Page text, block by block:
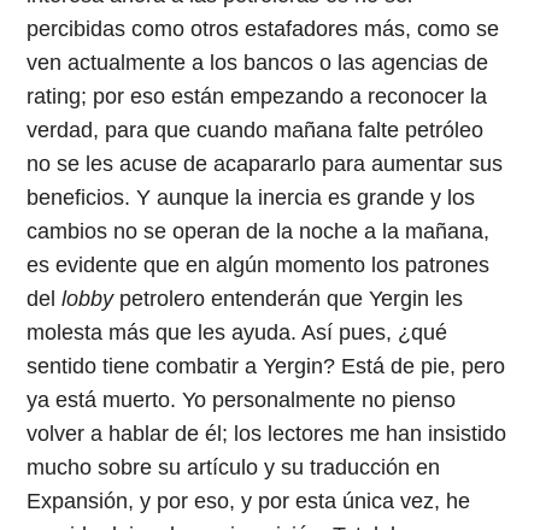
percibidas como otros estafadores más, como se
ven actualmente a los bancos o las agencias de
rating; por eso están empezando a reconocer la
verdad, para que cuando mañana falte petróleo
no se les acuse de acapararlo para aumentar sus
beneficios. Y aunque la inercia es grande y los
cambios no se operan de la noche a la mañana,
es evidente que en algún momento los patrones
dellobby petrolero entenderán que Yergin les
molesta más que les ayuda. Así pues, ¿qué
sentido tiene combatir a Yergin? Está de pie, pero
ya está muerto. Yo personalmente no pienso
volver a hablar de él; los lectores me han insistido
mucho sobre su artículo y su traducción en
Expansión, y por eso, y por esta única vez, he